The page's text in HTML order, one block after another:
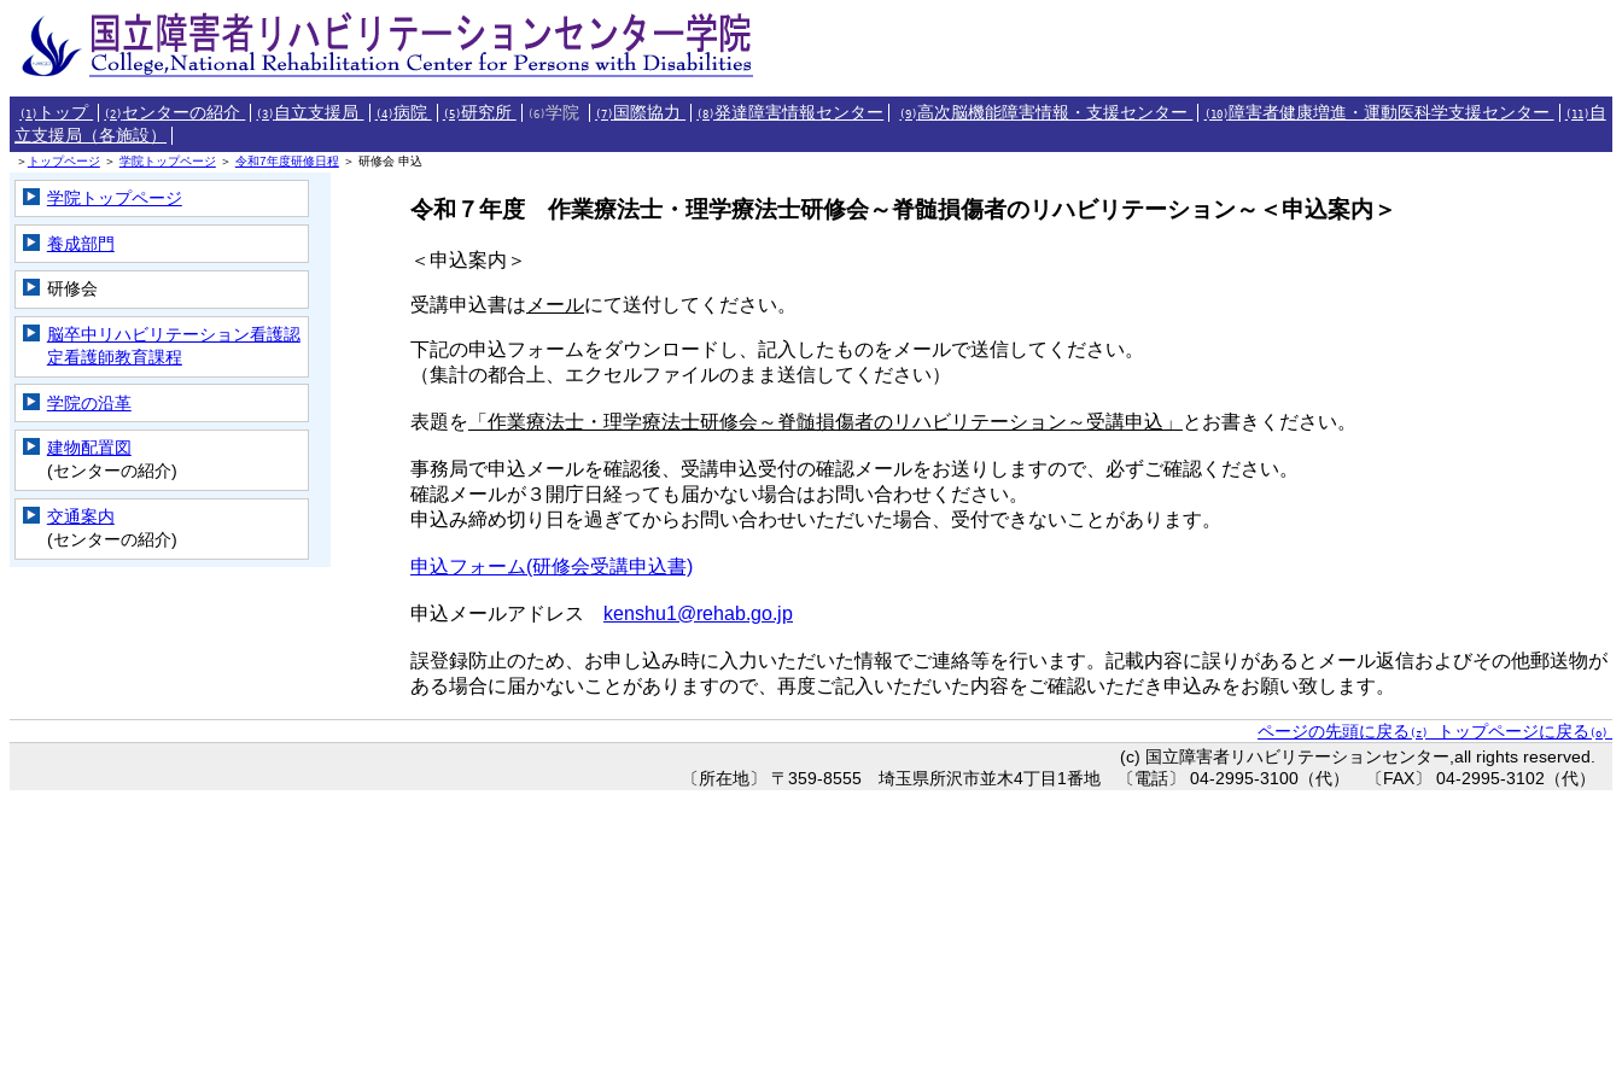
(1) トップ (2) センターの紹介 (3) 自立支援局 (4)病院 (5)研究所 (6)学院 (7) 国際協力 (8)発達障害情報センター (9) 高次脳機能障害情報・支援センター (10) 障害者健康増進・運動医科学支援センター (11) 自
立支援局（各施設）
＞ トップページ ＞ 学院トップページ ＞ 令和7年度研修日程＞ 研修会 申込
学院トップページ
養成部門
研修会
脳卒中リハビリテーション看護認
定看護師教育課程
学院の沿革
建物配置図
(センターの紹介)
交通案内
(センターの紹介)
令和７年度 作業療法士・理学療法士研修会～脊髄損傷者のリハビリテーション～＜申込案内＞
＜申込案内＞
受講申込書は メールにて送付してください。
下記の申込フォームをダウンロードし、記入したものをメールで送信してください。
（集計の都合上、エクセルファイルのまま送信してください）
表題を 「作業療法士・理学療法士研修会～脊髄損傷者のリハビリテーション～受講申込」 とお書きください。
事務局で申込メールを確認後、受講申込受付の確認メールをお送りしますので、必ずご確認ください。
確認メールが３開庁日経っても届かない場合はお問い合わせください。
申込み締め切り日を過ぎてからお問い合わせいただいた場合、受付できないことがあります。
申込フォーム(研修会受講申込書)
申込メールアドレス kenshu1@rehab.go.jp
誤登録防止のため、お申し込み時に入力いただいた情報でご連絡等を行います。記載内容に誤りがあるとメール返信およびその他郵送物が
ある場合に届かないことがありますので、再度ご記入いただいた内容をご確認いただき申込みをお願い致します。
ページの先頭に戻る (z) トップページに戻る (o)
(c) 国立障害者リハビリテーションセンター,all rights reserved.
〔所在地〕 〒359-8555 埼玉県所沢市並木4丁目1番地 〔電話〕 04-2995-3100（代） 〔FAX〕 04-2995-3102（代）